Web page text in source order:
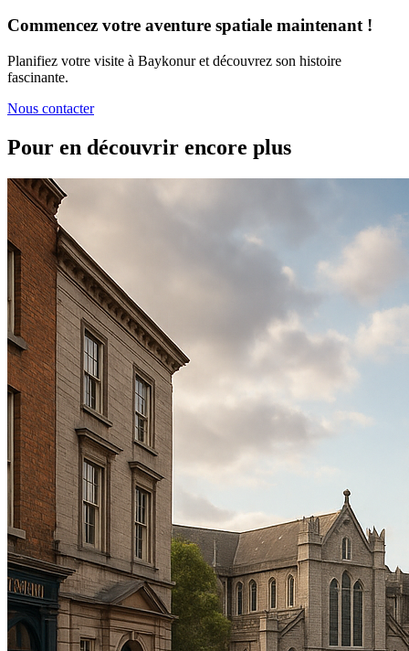
Commencez votre aventure spatiale maintenant !
Planifiez votre visite à Baykonur et découvrez son histoire
fascinante.
Nous contacter
Pour en découvrir encore plus